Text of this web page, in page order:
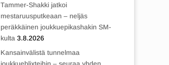
Tammer-Shakki jatkoi
mestaruusputkeaan – neljäs
peräkkäinen joukkuepikashakin SM-
kulta 3.8.2026
Kansainvälistä tunnelmaa
joukkueblixteihin – seuraa yhden